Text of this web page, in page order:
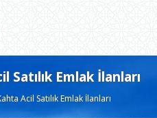
Satılık Emlak İlanları
Acil Satılık Emlak İlanları